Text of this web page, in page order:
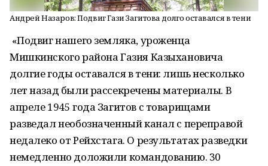
Андрей Назаров: Подвиг Гази Загитова долго оставался в тени
«Подвиг нашего земляка, уроженца
Мишкинского района Газия Казыхановича
долгие годы оставался в тени: лишь несколько
лет назад были рассекречены материалы. В
апреле 1945 года Загитов с товарищами
разведал необозначенный канал с переправой
недалеко от Рейхстага. О результатах разведки
немедленно доложили командованию. 30